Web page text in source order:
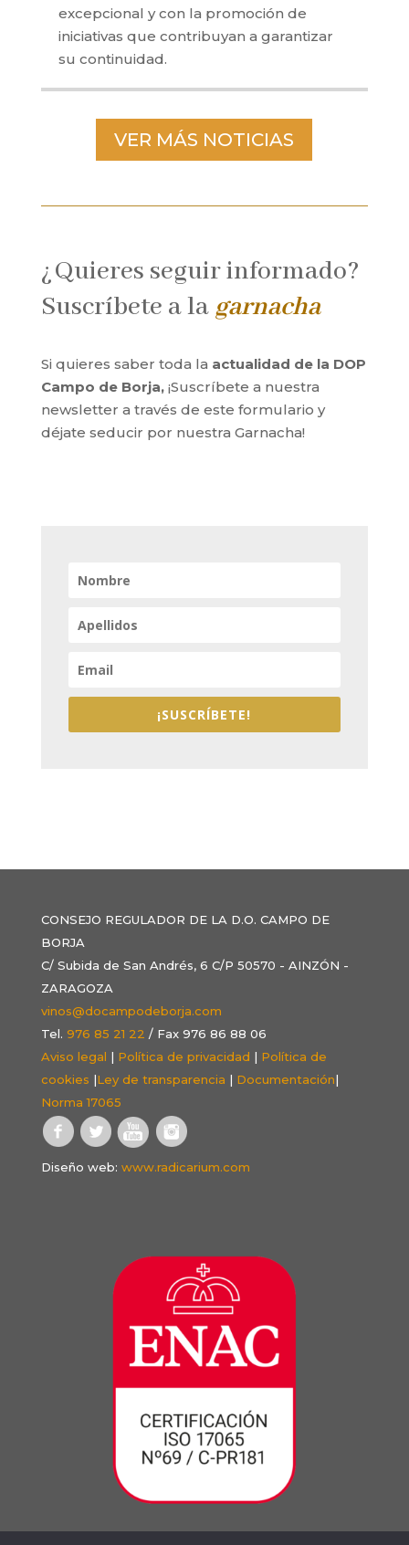
excepcional y con la promoción de
iniciativas que contribuyan a garantizar
su continuidad.
VER MÁS NOTICIAS
¿Quieres seguir informado?
Suscríbete a la garnacha
Si quieres saber toda la actualidad de la DOP
Campo de Borja,¡Suscríbete a nuestra
newsletter a través de este formulario y
déjate seducir por nuestra Garnacha!
¡SUSCRÍBETE!
CONSEJO REGULADOR DE LA D.O. CAMPO DE
BORJA
C/ Subida de San Andrés, 6 C/P 50570 - AINZÓN -
ZARAGOZA
vinos@docampodeborja.com
Tel. 976 85 21 22 / Fax 976 86 88 06
Aviso legal | Política de privacidad | Política de
cookies |Ley de transparencia | Documentación|
Norma 17065
Diseño web: www.radicarium.com